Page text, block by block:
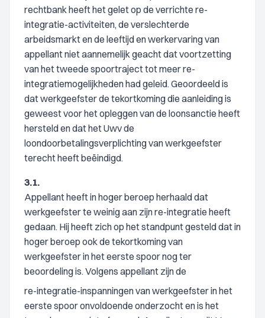
rechtbank heeft het gelet op de verrichte re-
integratie-activiteiten, de verslechterde
arbeidsmarkt en de leeftijd en werkervaring van
appellant niet aannemelijk geacht dat voortzetting
van het tweede spoortraject tot meer re-
integratiemogelijkheden had geleid. Geoordeeld is
dat werkgeefster de tekortkoming die aanleiding is
geweest voor het opleggen van de loonsanctie heeft
hersteld en dat het Uwv de
loondoorbetalingsverplichting van werkgeefster
terecht heeft beëindigd.
3.1.
Appellant heeft in hoger beroep herhaald dat
werkgeefster te weinig aan zijn re-integratie heeft
gedaan. Hij heeft zich op het standpunt gesteld dat in
hoger beroep ook de tekortkoming van
werkgeefster in het eerste spoor nog ter
beoordeling is. Volgens appellant zijn de
re-integratie-inspanningen van werkgeefster in het
eerste spoor onvoldoende onderzocht en is het